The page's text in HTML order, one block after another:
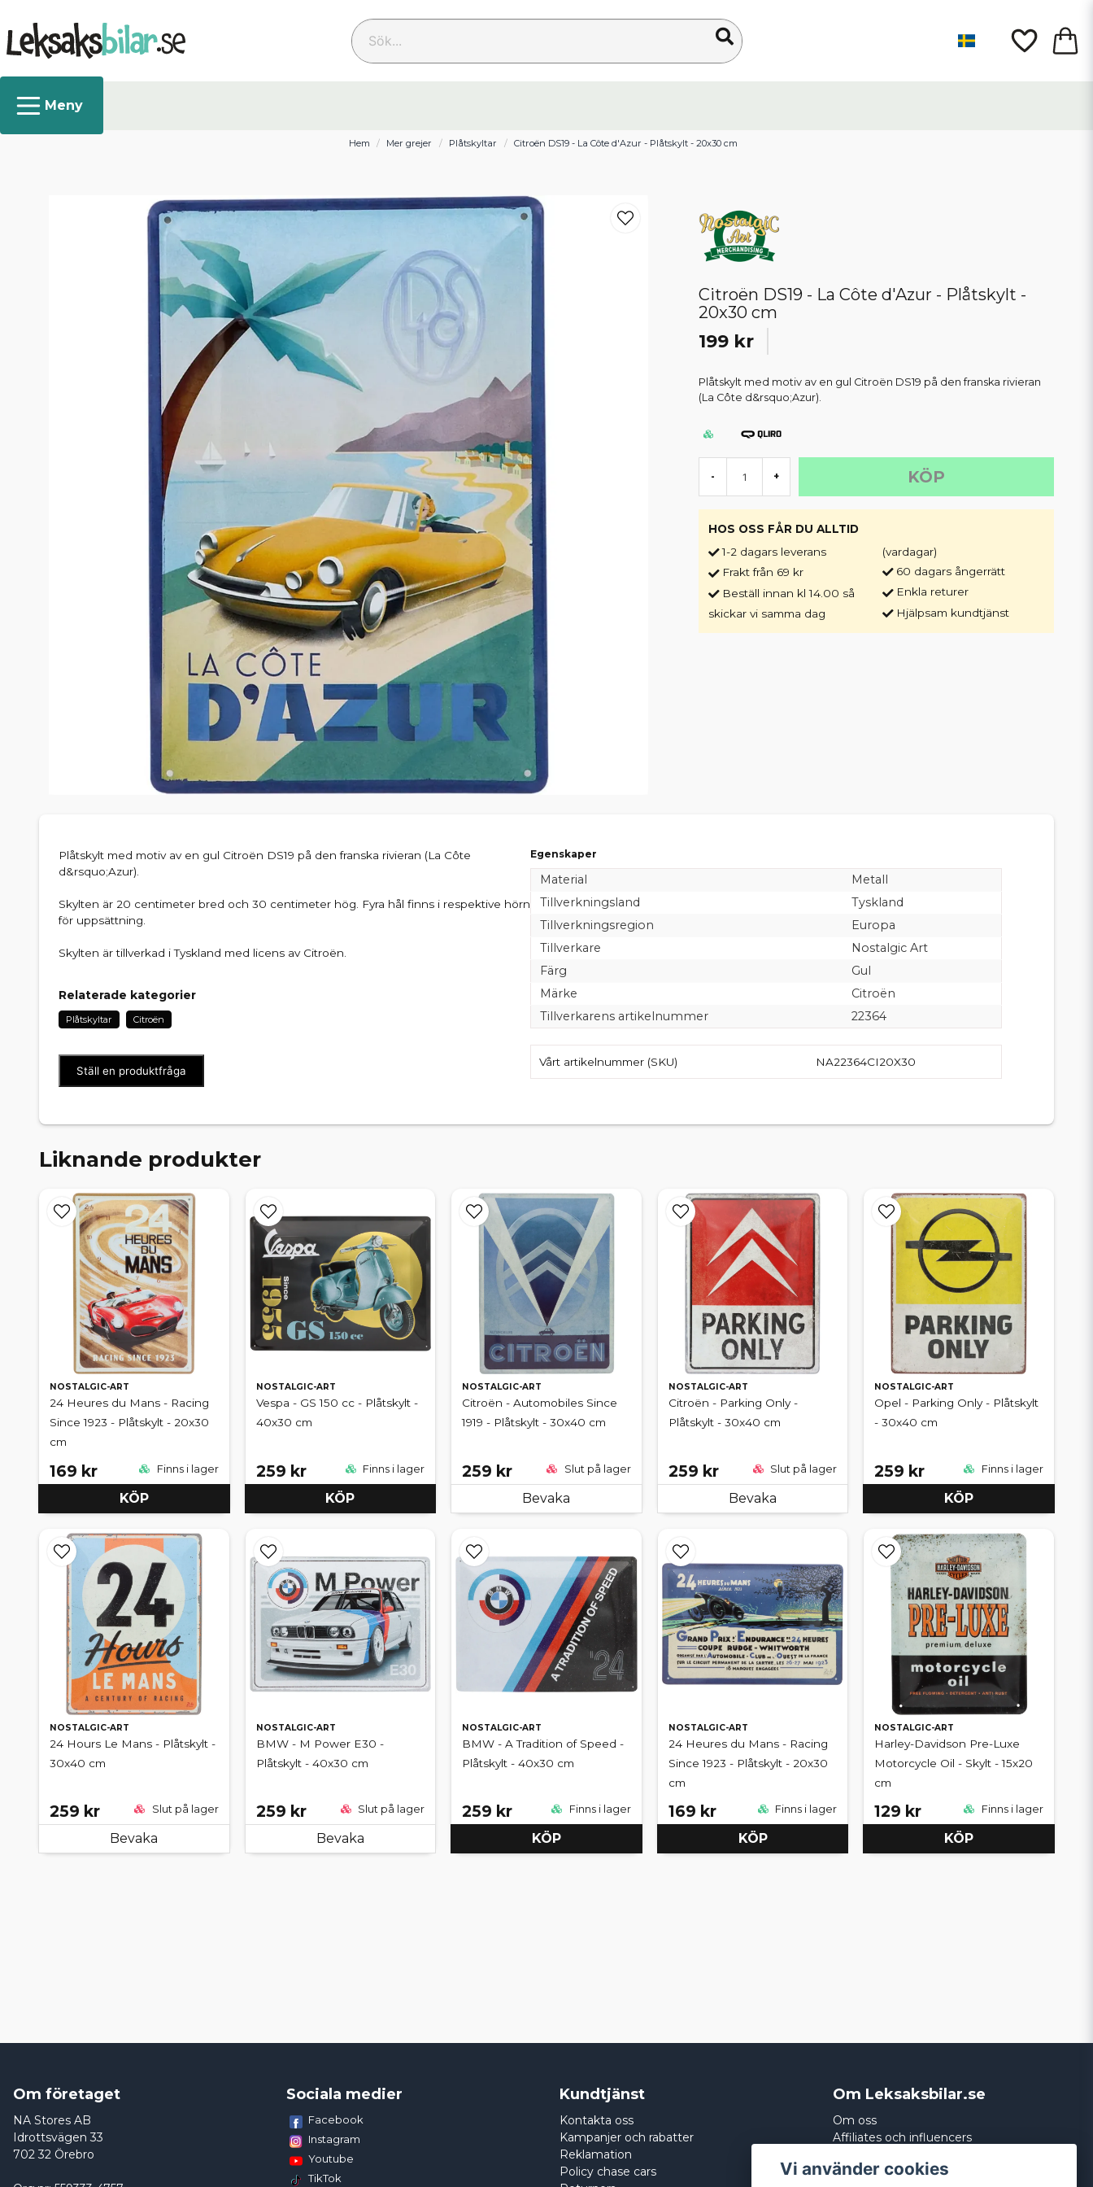
Sök...
Hem Mer grejer Plåtskyltar Citroën DS19 - La Côte d'Azur - Plåtskylt - 20x30 cm
Citroën DS19 - La Côte d'Azur - Plåtskylt -
20x30 cm
199 kr
Plåtskylt med motiv av en gul Citroën DS19 på den franska rivieran
(La Côte d&rsquo;Azur).
- + KÖP
HOS OSS FÅR DU ALLTID
1-2 dagars leverans
Frakt från 69 kr
Beställ innan kl 14.00 så
skickar vi samma dag
(vardagar)
60 dagars ångerrätt
Enkla returer
Hjälpsam kundtjänst
Plåtskylt med motiv av en gul Citroën DS19 på den franska rivieran (La Côte
d&rsquo;Azur).
Skylten är 20 centimeter bred och 30 centimeter hög. Fyra hål finns i respektive hörn
för uppsättning.
Skylten är tillverkad i Tyskland med licens av Citroën.
Relaterade kategorier
Plåtskyltar Citroën
Ställ en produktfråga
Egenskaper
Material
Metall
Tillverkningsland
Tyskland
Tillverkningsregion
Europa
Tillverkare
Nostalgic Art
Färg
Gul
Märke
Citroën
Tillverkarens artikelnummer
22364
Vårt artikelnummer (SKU) NA22364CI20X30
Liknande produkter
NOSTALGIC-ART
24 Heures du Mans - Racing
Since 1923 - Plåtskylt - 20x30
cm
169 kr Finns i lager
KÖP
NOSTALGIC-ART
Vespa - GS 150 cc - Plåtskylt -
40x30 cm
259 kr Finns i lager
KÖP
NOSTALGIC-ART
Citroën - Automobiles Since
1919 - Plåtskylt - 30x40 cm
259 kr Slut på lager
Bevaka
NOSTALGIC-ART
Citroën - Parking Only -
Plåtskylt - 30x40 cm
259 kr Slut på lager
Bevaka
NOSTALGIC-ART
Opel - Parking Only - Plåtskylt
- 30x40 cm
259 kr Finns i lager
KÖP
NOSTALGIC-ART
24 Hours Le Mans - Plåtskylt -
30x40 cm
259 kr Slut på lager
Bevaka
NOSTALGIC-ART
BMW - M Power E30 -
Plåtskylt - 40x30 cm
259 kr Slut på lager
Bevaka
NOSTALGIC-ART
BMW - A Tradition of Speed -
Plåtskylt - 40x30 cm
259 kr Finns i lager
KÖP
NOSTALGIC-ART
24 Heures du Mans - Racing
Since 1923 - Plåtskylt - 20x30
cm
169 kr Finns i lager
KÖP
NOSTALGIC-ART
Harley-Davidson Pre-Luxe
Motorcycle Oil - Skylt - 15x20
cm
129 kr Finns i lager
KÖP
Om företaget
NA Stores AB
Idrottsvägen 33
702 32 Örebro
Sociala medier
Facebook
Instagram
Youtube
TikTok
Kundtjänst
Kontakta oss
Kampanjer och rabatter
Reklamation
Policy chase cars
Om Leksaksbilar.se
Om oss
Affiliates och influencers
Integritetspolicy
Vi använder cookies